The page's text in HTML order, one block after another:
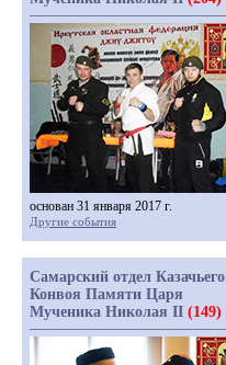
основан 31 января 2017 г.
Другие события
Самарский отдел Казачьего
Конвоя Памяти Царя
Мученика Николая II (149)